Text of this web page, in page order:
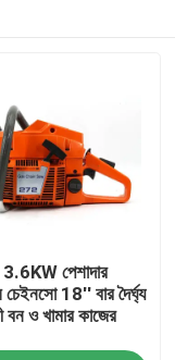
পেশাদার
চেইনসো 18'' বার দৈর্ঘ্য
বন ও খামার কাজের